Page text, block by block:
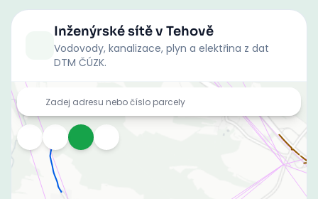
Inženýrské sítěv Tehově
Vodovody, kanalizace, plyn a elektřina z dat
DTM ČÚZK.